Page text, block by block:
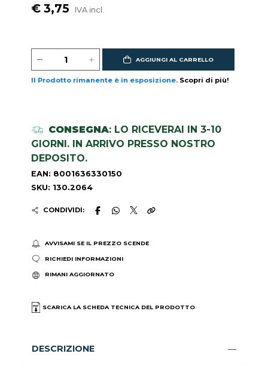
€ 3,75 IVA incl.
AGGIUNGI AL CARRELLO
Il Prodotto rimanente è in esposizione. Scopri di più!
CONSEGNA: LO RICEVERAI IN 3-10
GIORNI. IN ARRIVO PRESSO NOSTRO
DEPOSITO.
EAN: 8001636330150
SKU: 130.2064
CONDIVIDI:
AVVISAMI SE IL PREZZO SCENDE
RICHIEDI INFORMAZIONI
RIMANI AGGIORNATO
SCARICA LA SCHEDA TECNICA DEL PRODOTTO
DESCRIZIONE